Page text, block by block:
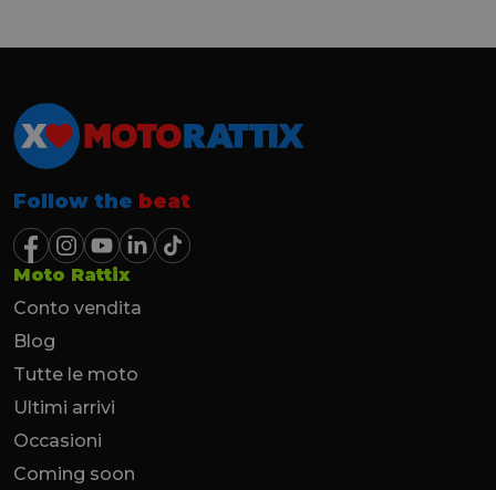
Follow the beat
Moto Rattix
Conto vendita
Blog
Tutte le moto
Ultimi arrivi
Occasioni
Coming soon